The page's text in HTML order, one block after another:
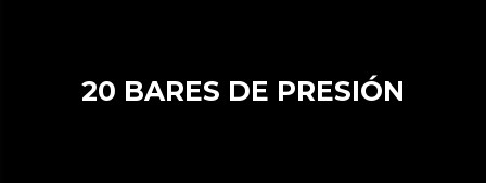
20 BARES DE PRESIÓN